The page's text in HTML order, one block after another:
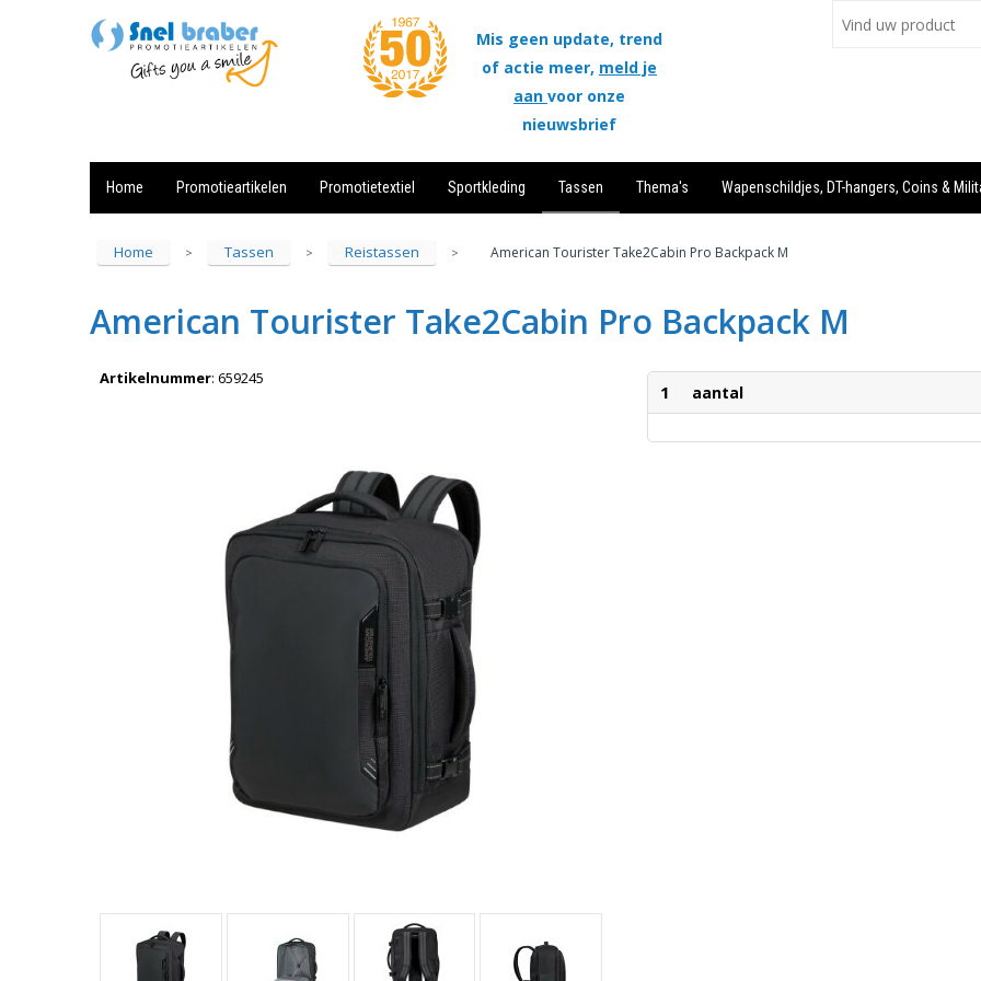
Mis geen update, trend
of actie meer, meld je
aan voor onze
nieuwsbrief
Home Promotieartikelen Promotietextiel Sportkleding Tassen Thema's Wapenschildjes, DT-hangers, Coins &
Home > Tassen > Reistassen > American Tourister Take2Cabin Pro Backpack M
American Tourister Take2Cabin Pro Backpack M
Artikelnummer: 659245
1 aantal